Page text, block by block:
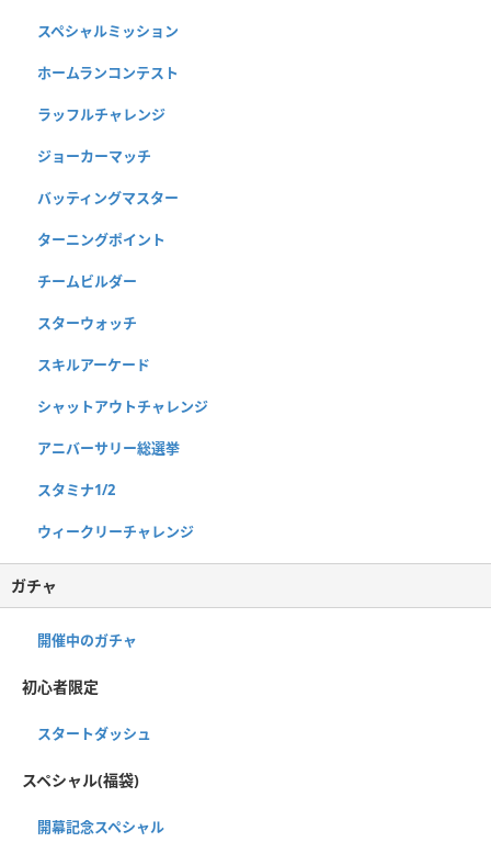
スペシャルミッション
ホームランコンテスト
ラッフルチャレンジ
ジョーカーマッチ
バッティングマスター
ターニングポイント
チームビルダー
スターウォッチ
スキルアーケード
シャットアウトチャレンジ
アニバーサリー総選挙
スタミナ1/2
ウィークリーチャレンジ
ガチャ
開催中のガチャ
初心者限定
スタートダッシュ
スペシャル(福袋)
開幕記念スペシャル